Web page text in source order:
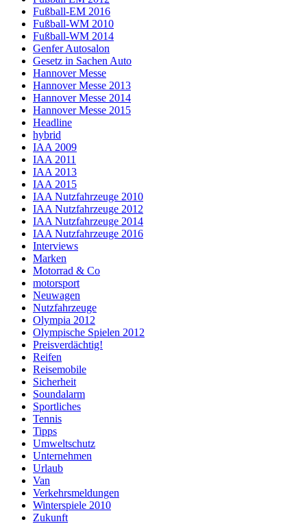
Fußball-EM 2016
Fußball-WM 2010
Fußball-WM 2014
Genfer Autosalon
Gesetz in Sachen Auto
Hannover Messe
Hannover Messe 2013
Hannover Messe 2014
Hannover Messe 2015
Headline
hybrid
IAA 2009
IAA 2011
IAA 2013
IAA 2015
IAA Nutzfahrzeuge 2010
IAA Nutzfahrzeuge 2012
IAA Nutzfahrzeuge 2014
IAA Nutzfahrzeuge 2016
Interviews
Marken
Motorrad & Co
motorsport
Neuwagen
Nutzfahrzeuge
Olympia 2012
Olympische Spielen 2012
Preisverdächtig!
Reifen
Reisemobile
Sicherheit
Soundalarm
Sportliches
Tennis
Tipps
Umweltschutz
Unternehmen
Urlaub
Van
Verkehrsmeldungen
Winterspiele 2010
Zukunft